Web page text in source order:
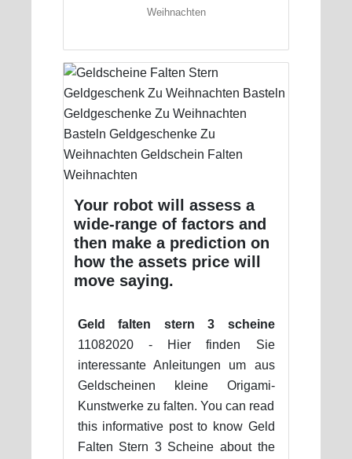
Weihnachten
Your robot will assess a
wide-range of factors and
then make a prediction on
how the assets price will
move saying.
Geld falten stern 3 scheine
11082020 - Hier finden Sie
interessante Anleitungen um aus
Geldscheinen kleine Origami-
Kunstwerke zu falten. You can read
this informative post to know Geld
Falten Stern 3 Scheine about the